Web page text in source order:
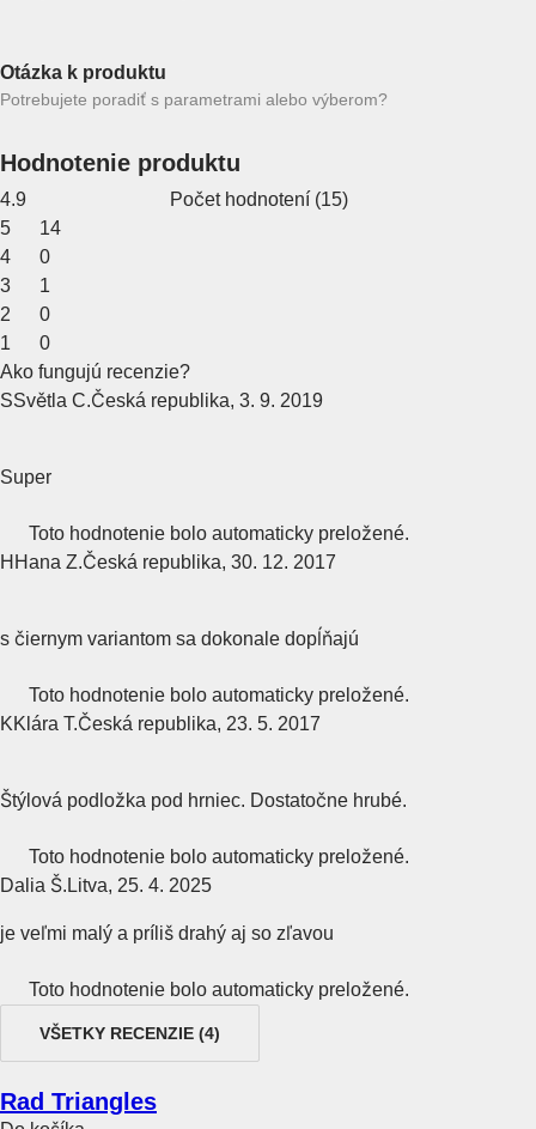
Otázka k produktu
Potrebujete poradiť s parametrami alebo výberom?
Hodnotenie produktu
4.9 Počet hodnotení (15)
5
14
4
0
3
1
2
0
1
0
Ako fungujú recenzie?
SSvětla C.Česká republika, 3. 9. 2019
Super
Toto hodnotenie bolo automaticky preložené.
H Hana Z.Česká republika, 30. 12. 2017
s čiernym variantom sa dokonale dopĺňajú
Toto hodnotenie bolo automaticky preložené.
KKlára T.Česká republika, 23. 5. 2017
Štýlová podložka pod hrniec. Dostatočne hrubé.
Toto hodnotenie bolo automaticky preložené.
Dalia Š. Litva, 25. 4. 2025
je veľmi malý a príliš drahý aj so zľavou
Toto hodnotenie bolo automaticky preložené.
VŠETKY RECENZIE (4)
Rad Triangles